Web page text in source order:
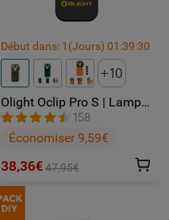
Début dans: 1 (Jours)01 :39:29
10
Olight Oclip Pro S | Lampe
gilet tactique 600 lm avec
lumières RVB et UV
158
Économiser 9,59€
38,36€47,95€